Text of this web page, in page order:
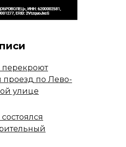
перекроют
проезд по Лево-
улице